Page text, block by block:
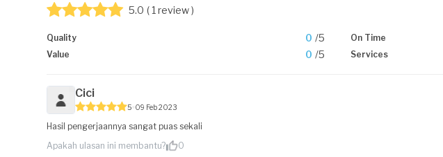
5.0 ( 1 review )
Quality 0 /5 On Time
Value 0 /5 Services
Cici
5 09 Feb 2023
Hasil pengerjaannya sangat puas sekali
Apakah ulasan ini membantu?
0